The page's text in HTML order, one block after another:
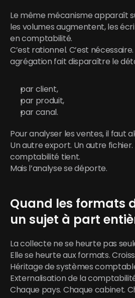
Le même mécanisme apparaît
les volumes augmentent, les
en comptabilité.
C’est rationnel. C’est
agrégation fait disparaître le
par client,
par produit,
par canal.
Pour analyser les ventes, il faut
Un autre export. Un autre
comptabilité tient.
Mais l’analyse se déporte.
Quand les formats
un sujet à part
La collecte ne se heurte pas
Elle se heurte aux formats.
Héritage de systèmes
Externalisation de la
Chaque pays. Chaque cabinet.